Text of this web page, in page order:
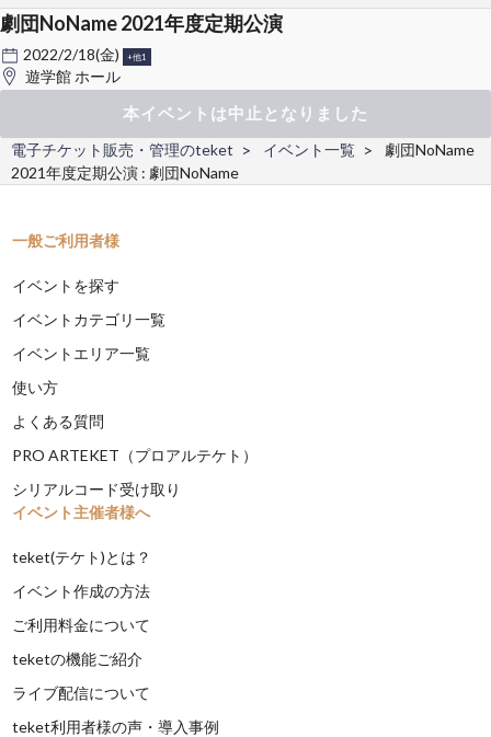
劇団NoName 2021年度定期公演
2022/2/18(金) +他1
遊学館 ホール
本イベントは中止となりました
電子チケット販売・管理のteket イベント一覧
劇団NoName
2021年度定期公演 : 劇団NoName
一般ご利用者様
イベントを探す
イベントカテゴリ一覧
イベントエリア一覧
使い方
よくある質問
PRO ARTEKET（プロアルテケト）
シリアルコード受け取り
イベント主催者様へ
teket(テケト)とは？
イベント作成の方法
ご利用料金について
teketの機能ご紹介
ライブ配信について
teket利用者様の声・導入事例